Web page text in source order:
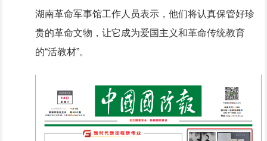
湖南革命军事馆工作人员表示，他们将认真保管好珍
贵的革命文物，让它成为爱国主义和革命传统教育
的“活教材”。